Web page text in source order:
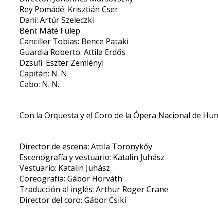
Rey Pomádé: Krisztián Cser
Dani: Artúr Szeleczki
Béni: Máté Fülep
Canciller Tobias: Bence Pataki
Guardia Roberto: Attila Erdős
Dzsufi: Eszter Zemlényi
Capitán: N. N.
Cabo: N. N.
Con la Orquesta y el Coro de la Ópera Nacional de
Director de escena: Attila Toronykőy
Escenografía y vestuario: Katalin Juhász
Vestuario: Katalin Juhász
Coreografía: Gábor Horváth
Traducción al inglés: Arthur Roger Crane
Director del coro: Gábor Csiki